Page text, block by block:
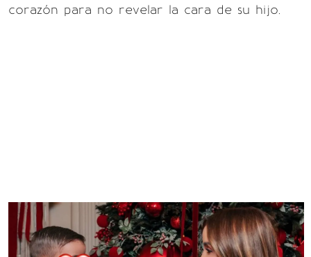
corazón para no revelar la cara de su hijo.